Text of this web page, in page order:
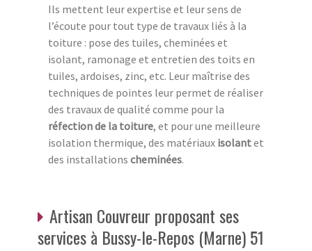
Ils mettent leur expertise et leur sens de
l’écoute pour tout type de travaux liés à la
toiture : pose des tuiles, cheminées et
isolant, ramonage et entretien des toits en
tuiles, ardoises, zinc, etc. Leur maîtrise des
techniques de pointes leur permet de réaliser
des travaux de qualité comme pour la
réfection de la toiture, et pour une meilleure
isolation thermique, des matériaux isolantet
des installations cheminées.
Artisan Couvreur proposant ses
services à Bussy-le-Repos (Marne) 51